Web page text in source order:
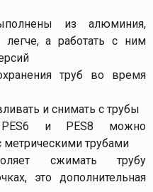
из алюминия,
легче, а работать с ним
труб во время
и снимать с трубы
и PES8 можно
метрическими трубами
сжимать трубу
это дополнительная